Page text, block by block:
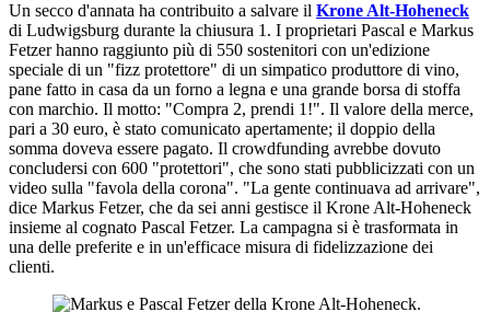
Un secco d'annata ha contribuito a salvare il Krone Alt-Hoheneck
di Ludwigsburg durante la chiusura 1. I proprietari Pascal e Markus
Fetzer hanno raggiunto più di 550 sostenitori con un'edizione
speciale di un "fizz protettore" di un simpatico produttore di vino,
pane fatto in casa da un forno a legna e una grande borsa di stoffa
con marchio. Il motto: "Compra 2, prendi 1!". Il valore della merce,
pari a 30 euro, è stato comunicato apertamente; il doppio della
somma doveva essere pagato. Il crowdfunding avrebbe dovuto
concludersi con 600 "protettori", che sono stati pubblicizzati con un
video sulla "favola della corona". "La gente continuava ad arrivare",
dice Markus Fetzer, che da sei anni gestisce il Krone Alt-Hoheneck
insieme al cognato Pascal Fetzer. La campagna si è trasformata in
una delle preferite e in un'efficace misura di fidelizzazione dei
clienti.